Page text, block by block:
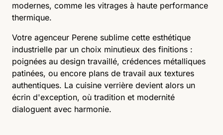
modernes, comme les vitrages à haute performance
thermique.
Votre agenceur Perene sublime cette esthétique
industrielle par un choix minutieux des finitions :
poignées au design travaillé, crédences métalliques
patinées, ou encore plans de travail aux textures
authentiques. La cuisine verrière devient alors un
écrin d'exception, où tradition et modernité
dialoguent avec harmonie.